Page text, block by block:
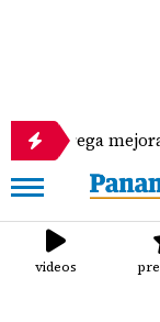
mejoras a base
videos